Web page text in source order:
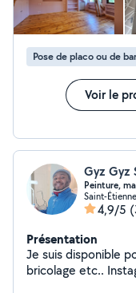
Pose de placo ou de
Voir le
Gyz Gyz
Peinture,
Saint-
4,9/5
Présentation
Je suis disponible
bricolage etc..